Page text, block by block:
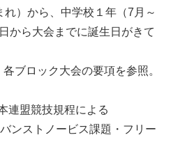
）から、中学校１年（7月～
から大会までに誕生日がきて
ブロック大会の要項を参照。
連盟競技規程による
ンストノービス課題・フリー